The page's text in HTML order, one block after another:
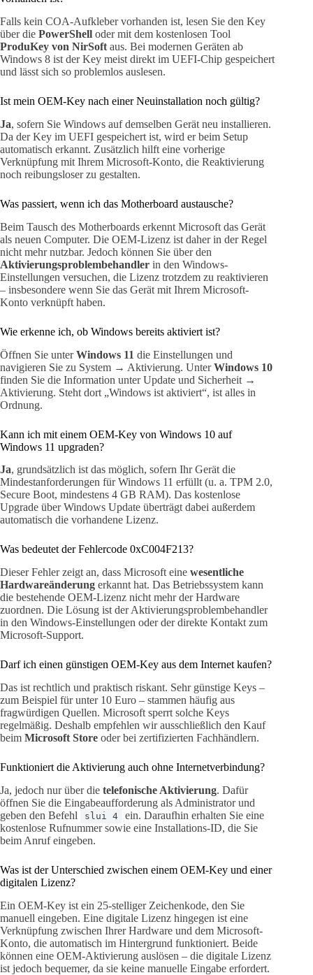
Falls kein COA-Aufkleber vorhanden ist, lesen Sie den Key
über die PowerShell oder mit dem kostenlosen Tool
ProduKey von NirSoft aus. Bei modernen Geräten ab
Windows 8 ist der Key meist direkt im UEFI-Chip gespeichert
und lässt sich so problemlos auslesen.
Ist mein OEM-Key nach einer Neuinstallation noch gültig?
Ja, sofern Sie Windows auf demselben Gerät neu installieren.
Da der Key im UEFI gespeichert ist, wird er beim Setup
automatisch erkannt. Zusätzlich hilft eine vorherige
Verknüpfung mit Ihrem Microsoft-Konto, die Reaktivierung
noch reibungsloser zu gestalten.
Was passiert, wenn ich das Motherboard austausche?
Beim Tausch des Motherboards erkennt Microsoft das Gerät
als neuen Computer. Die OEM-Lizenz ist daher in der Regel
nicht mehr nutzbar. Jedoch können Sie über den
Aktivierungsproblembehandler in den Windows-
Einstellungen versuchen, die Lizenz trotzdem zu reaktivieren
– insbesondere wenn Sie das Gerät mit Ihrem Microsoft-
Konto verknüpft haben.
Wie erkenne ich, ob Windows bereits aktiviert ist?
Öffnen Sie unterWindows 11 die Einstellungen und
navigieren Sie zu System → Aktivierung. UnterWindows 10
finden Sie die Information unter Update und Sicherheit →
Aktivierung. Steht dort „Windows ist aktiviert“, ist alles in
Ordnung.
Kann ich mit einem OEM-Key von Windows 10 auf
Windows 11 upgraden?
Ja, grundsätzlich ist das möglich, sofern Ihr Gerät die
Mindestanforderungen für Windows 11 erfüllt (u. a. TPM 2.0,
Secure Boot, mindestens 4 GB RAM). Das kostenlose
Upgrade über Windows Update überträgt dabei außerdem
automatisch die vorhandene Lizenz.
Was bedeutet der Fehlercode 0xC004F213?
Dieser Fehler zeigt an, dass Microsoft eine wesentliche
Hardwareänderung erkannt hat. Das Betriebssystem kann
die bestehende OEM-Lizenz nicht mehr der Hardware
zuordnen. Die Lösung ist der Aktivierungsproblembehandler
in den Windows-Einstellungen oder der direkte Kontakt zum
Microsoft-Support.
Darf ich einen günstigen OEM-Key aus dem Internet kaufen?
Das ist rechtlich und praktisch riskant. Sehr günstige Keys –
zum Beispiel für unter 10 Euro – stammen häufig aus
fragwürdigen Quellen. Microsoft sperrt solche Keys
regelmäßig. Deshalb empfehlen wir ausschließlich den Kauf
beim Microsoft Store oder bei zertifizierten Fachhändlern.
Funktioniert die Aktivierung auch ohne Internetverbindung?
Ja, jedoch nur über die telefonische Aktivierung. Dafür
öffnen Sie die Eingabeaufforderung als Administrator und
geben den Befehl
slui 4
ein. Daraufhin erhalten Sie eine
kostenlose Rufnummer sowie eine Installations-ID, die Sie
beim Anruf eingeben.
Was ist der Unterschied zwischen einem OEM-Key und einer
digitalen Lizenz?
Ein OEM-Key ist ein 25-stelliger Zeichenkode, den Sie
manuell eingeben. Eine digitale Lizenz hingegen ist eine
Verknüpfung zwischen Ihrer Hardware und dem Microsoft-
Konto, die automatisch im Hintergrund funktioniert. Beide
können eine OEM-Aktivierung auslösen – die digitale Lizenz
ist jedoch bequemer, da sie keine manuelle Eingabe erfordert.